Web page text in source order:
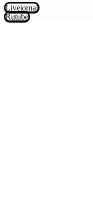
Livejornal
Rutube